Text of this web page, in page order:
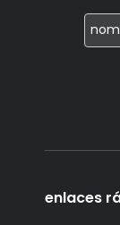
enlaces